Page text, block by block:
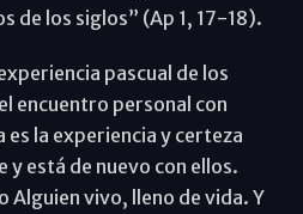
de los siglos” (Ap 1, 17-18).
pascual de los
encuentro personal con
es la experiencia y certeza
y está de nuevo con ellos.
Alguien vivo, lleno de vida. Y